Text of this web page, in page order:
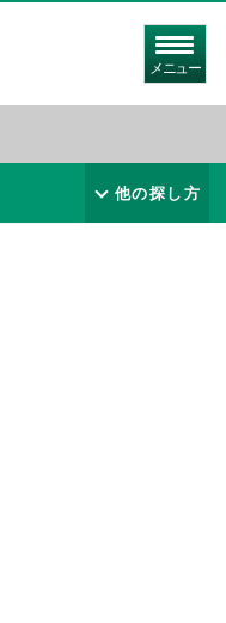
メニュー
他の探し方